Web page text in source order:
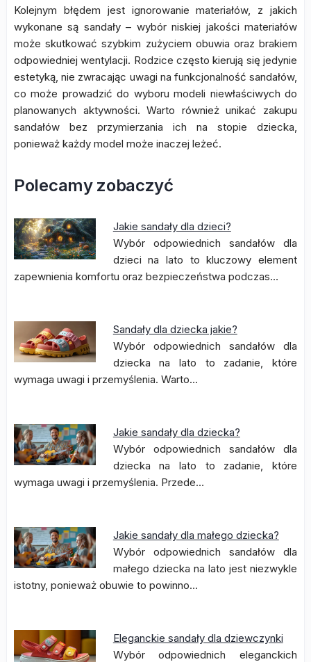
Kolejnym błędem jest ignorowanie materiałów, z jakich
wykonane są sandały – wybór niskiej jakości materiałów
może skutkować szybkim zużyciem obuwia oraz brakiem
odpowiedniej wentylacji. Rodzice często kierują się jedynie
estetyką, nie zwracając uwagi na funkcjonalność sandałów,
co może prowadzić do wyboru modeli niewłaściwych do
planowanych aktywności. Warto również unikać zakupu
sandałów bez przymierzania ich na stopie dziecka,
ponieważ każdy model może inaczej leżeć.
Polecamy zobaczyć
Jakie sandały dla dzieci?
Wybór odpowiednich sandałów dla
dzieci na lato to kluczowy element
zapewnienia komfortu oraz bezpieczeństwa podczas…
Sandały dla dziecka jakie?
Wybór odpowiednich sandałów dla
dziecka na lato to zadanie, które
wymaga uwagi i przemyślenia. Warto…
Jakie sandały dla dziecka?
Wybór odpowiednich sandałów dla
dziecka na lato to zadanie, które
wymaga uwagi i przemyślenia. Przede…
Jakie sandały dla małego dziecka?
Wybór odpowiednich sandałów dla
małego dziecka na lato jest niezwykle
istotny, ponieważ obuwie to powinno…
Eleganckie sandały dla dziewczynki
Wybór odpowiednich eleganckich